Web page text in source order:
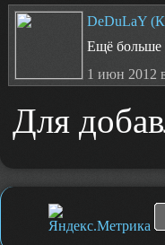
DeDuLaY
Ещё больше
1 июн 2012
Для